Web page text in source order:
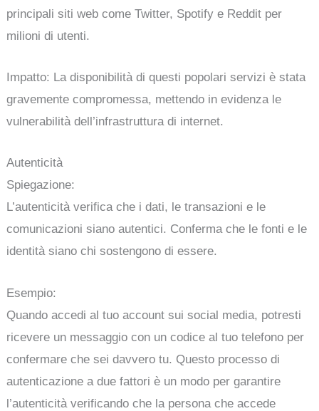
principali siti web come Twitter, Spotify e Reddit per
milioni di utenti.
Impatto: La disponibilità di questi popolari servizi è stata
gravemente compromessa, mettendo in evidenza le
vulnerabilità dell’infrastruttura di internet.
Autenticità
Spiegazione:
L’autenticità verifica che i dati, le transazioni e le
comunicazioni siano autentici. Conferma che le fonti e le
identità siano chi sostengono di essere.
Esempio:
Quando accedi al tuo account sui social media, potresti
ricevere un messaggio con un codice al tuo telefono per
confermare che sei davvero tu. Questo processo di
autenticazione a due fattori è un modo per garantire
l’autenticità verificando che la persona che accede